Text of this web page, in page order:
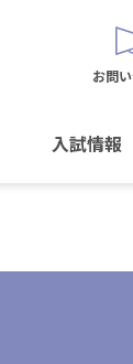
入試情報
お問